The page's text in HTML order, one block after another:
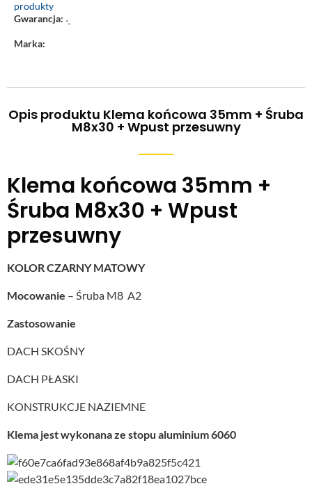
produkty
Gwarancja: ‘-
Marka:
Opis produktu Klema końcowa 35mm + Śruba
M8x30 + Wpust przesuwny
Klema końcowa 35mm +
Śruba M8x30 + Wpust
przesuwny
KOLOR CZARNY MATOWY
Mocowanie – Śruba M8 A2
Zastosowanie
DACH SKOŚNY
DACH PŁASKI
KONSTRUKCJE NAZIEMNE
Klema jest wykonana ze stopu aluminium 6060